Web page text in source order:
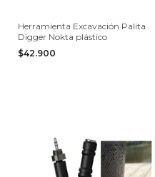
Herramienta Excavación Palita
Digger Nokta plástico
$42.900